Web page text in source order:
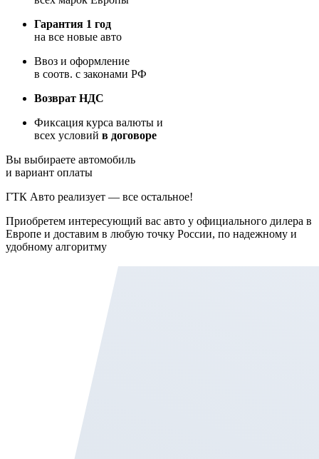
Гарантия 1 год
на все новые авто
Ввоз и оформление
в соотв. с законами РФ
Возврат НДС
Фиксация курса валюты и
всех условий в договоре
Вы выбираете автомобиль
и вариант оплаты
ГТК Авто реализует — все остальное!
Приобретем интересующий вас авто у официального дилера в
Европе и доставим в любую точку России, по надежному и
удобному алгоритму